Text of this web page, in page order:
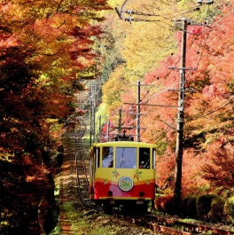
山寺（ライトアップあり）
【神奈川】和風建築と紅葉が調
三溪園
【千葉】紅葉とともに楽しめる
【埼玉】さまざまな色、形、大
る！／国営武蔵丘陵森林公園（